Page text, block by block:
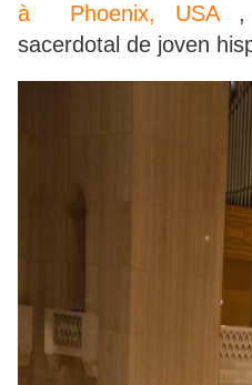
à Phoenix, USA ,
sacerdotal de joven